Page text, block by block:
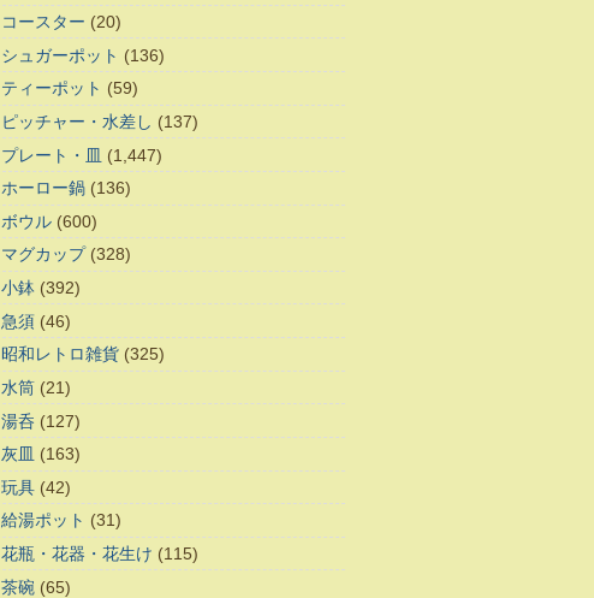
コースター (20)
シュガーポット (136)
ティーポット (59)
ピッチャー・水差し (137)
プレート・皿 (1,447)
ホーロー鍋 (136)
ボウル (600)
マグカップ(328)
小鉢 (392)
急須 (46)
昭和レトロ雑貨 (325)
水筒 (21)
湯呑 (127)
灰皿 (163)
玩具 (42)
給湯ポット (31)
花瓶・花器・花生け (115)
茶碗 (65)